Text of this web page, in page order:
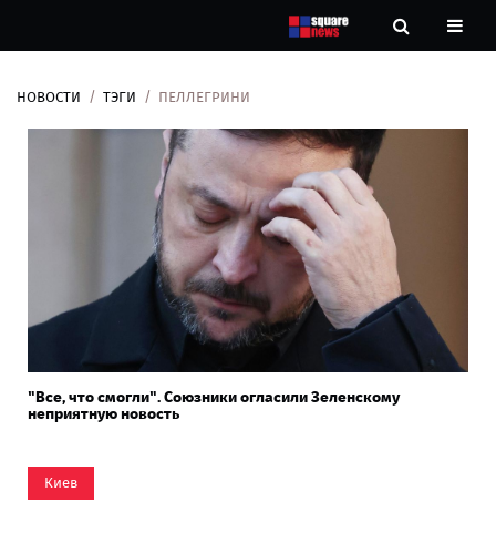
НОВОСТИ ТЭГИ ПЕЛЛЕГРИНИ
"Все, что смогли". Союзники огласили Зеленскому
неприятную новость
Киев